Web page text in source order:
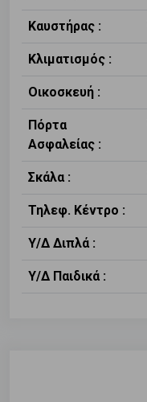
Καυστήρας :
Κλιματισμός :
Οικοσκευή :
Πόρτα
Ασφαλείας :
Σκάλα :
Τηλεφ. Κέντρο :
Υ/Δ Διπλά :
Υ/Δ Παιδικά :